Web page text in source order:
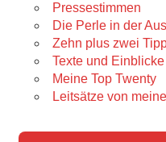
Pressestimmen
Die Perle in der
Zehn plus zwei
Texte und Einblicke
Meine Top Twenty
Leitsätze von